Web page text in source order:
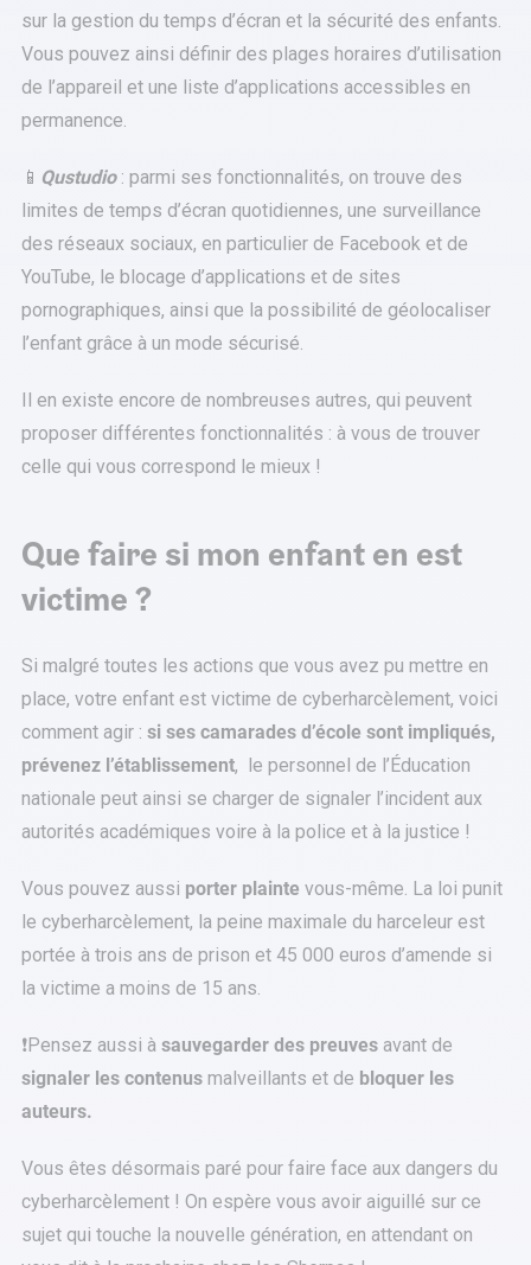
sur la gestion du temps d’écran et la sécurité des enfants.
Vous pouvez ainsi définir des plages horaires d’utilisation
de l’appareil et une liste d’applications accessibles en
permanence.
📱 Qustudio: parmi ses fonctionnalités, on trouve des
limites de temps d’écran quotidiennes, une surveillance
des réseaux sociaux, en particulier de Facebook et de
YouTube, le blocage d’applications et de sites
pornographiques, ainsi que la possibilité de géolocaliser
l’enfant grâce à un mode sécurisé.
Il en existe encore de nombreuses autres, qui peuvent
proposer différentes fonctionnalités : à vous de trouver
celle qui vous correspond le mieux !
Que faire si mon enfant en est
victime ?
Si malgré toutes les actions que vous avez pu mettre en
place, votre enfant est victime de cyberharcèlement, voici
comment agir : si ses camarades d’école sont impliqués,
prévenez l’établissement, le personnel de l’Éducation
nationale peut ainsi se charger de signaler l’incident aux
autorités académiques voire à la police et à la justice !
Vous pouvez aussi porter plainte vous-même. La loi punit
le cyberharcèlement, la peine maximale du harceleur est
portée à trois ans de prison et 45 000 euros d’amende si
la victime a moins de 15 ans.
❗Pensez aussi à sauvegarder des preuves avant de
signaler les contenus malveillants et de bloquer les
auteurs.
Vous êtes désormais paré pour faire face aux dangers du
cyberharcèlement ! On espère vous avoir aiguillé sur ce
sujet qui touche la nouvelle génération, en attendant on